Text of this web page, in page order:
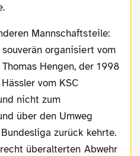
organisiert vom
Hengen, der 1998
vom KSC
nicht zum
über den Umweg
zurück kehrte.
überalterten Abwehr